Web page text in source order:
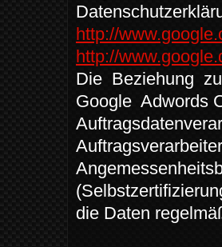
http://
http://
Die Beziehung
Google Adwords
Auftragsverarbeiter
die Daten